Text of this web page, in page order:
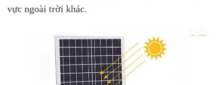
vực ngoài trời khác.